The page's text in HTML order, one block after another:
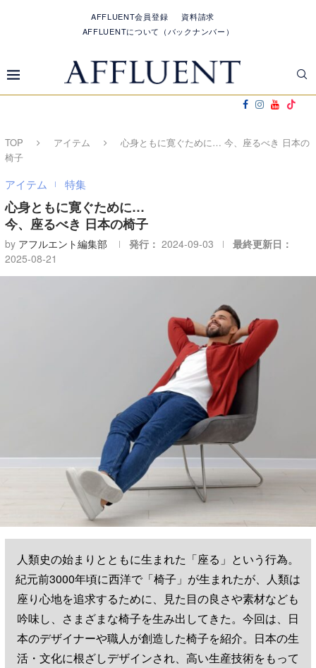
AFFLUENT会員登録
資料請求
AFFLUENTについて（バックナンバー）
TOP アイテム
心身ともに寛ぐために… 今、座るべき 日本の
椅子
アイテム 特集
心身ともに寛ぐために…
今、座るべき 日本の椅子
by アフルエント編集部 発行： 2024-09-03
最終更新日：
2025-08-21
人類史の始まりとともに生まれた「座る」という行為。
紀元前3000年頃に西洋で「椅子」が生まれたが、人類は
座り心地を追求するために、見た目の良さや素材なども
吟味し、さまざまな椅子を生み出してきた。今回は、日
本のデザイナーや職人が創造した椅子を紹介。日本の生
活・文化に根ざしデザインされ、高い生産技術をもって